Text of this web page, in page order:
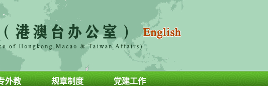
外教 规章制度 党建工作